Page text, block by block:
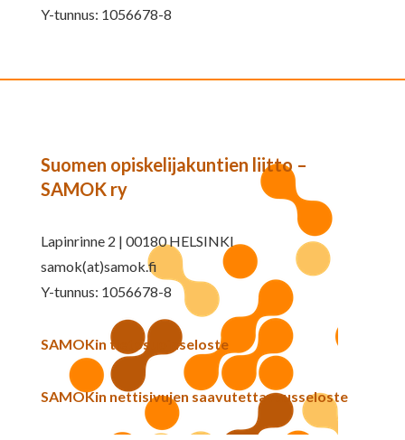
Y-tunnus: 1056678-8
Suomen opiskelijakuntien liitto –
SAMOK ry
Lapinrinne 2 | 00180 HELSINKI
samok(at)samok.fi
Y-tunnus: 1056678-8
SAMOKin tietosuojaseloste
SAMOKin nettisivujen saavutettavuusseloste